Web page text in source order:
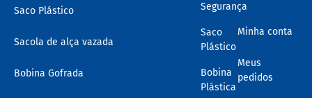
Saco Plástico
Sacola de alça vazada
Bobina Gofrada
Segurança
Saco
Plástico
Bobina
Plástica
Minha conta
Meus
pedidos